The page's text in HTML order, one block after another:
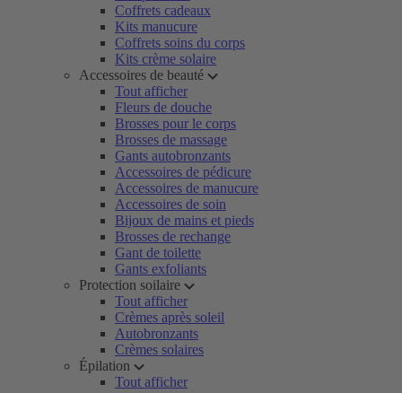
Coffrets cadeaux
Kits manucure
Coffrets soins du corps
Kits crème solaire
Accessoires de beauté
Tout afficher
Fleurs de douche
Brosses pour le corps
Brosses de massage
Gants autobronzants
Accessoires de pédicure
Accessoires de manucure
Accessoires de soin
Bijoux de mains et pieds
Brosses de rechange
Gant de toilette
Gants exfoliants
Protection soilaire
Tout afficher
Crèmes après soleil
Autobronzants
Crèmes solaires
Épilation
Tout afficher